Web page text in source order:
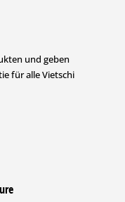
und geben
für alle Vietschi